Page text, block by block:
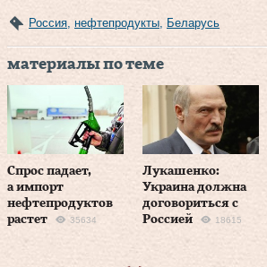
Россия нефтепродукты Беларусь
материалы по теме
Спрос падает,
а импорт
нефтепродуктов
растет
35634
Лукашенко:
Украина должна
договориться с
Россией
18615